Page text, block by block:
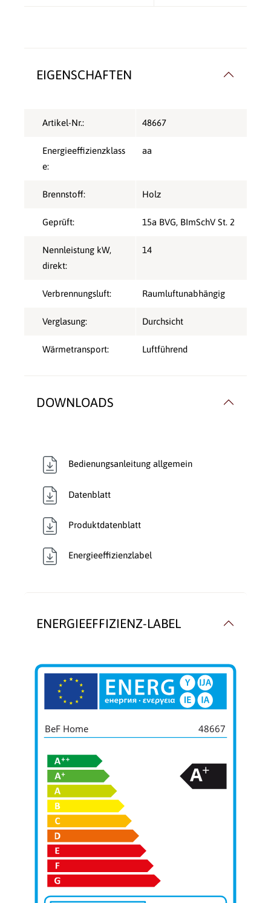
EIGENSCHAFTEN
Artikel-Nr.: 48667
Energieeffizienzklass
e:
aa
Brennstoff: Holz
Geprüft: 15a BVG, BImSchV St. 2
Nennleistung kW,
direkt:
14
Verbrennungsluft: Raumluftunabhängig
Verglasung: Durchsicht
Wärmetransport: Luftführend
DOWNLOADS
Bedienungsanleitung allgemein
Datenblatt
Produktdatenblatt
Energieeffizienzlabel
ENERGIEEFFIZIENZ-LABEL
BeF Home 48667
A+